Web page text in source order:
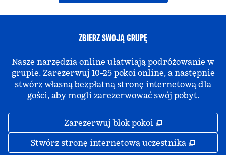
ZBIERZ SWOJĄ GRUPĘ
Nasze narzędzia online ułatwiają podróżowanie w
grupie. Zarezerwuj 10–25 pokoi online, a następnie
stwórz własną bezpłatną stronę internetową dla
gości, aby mogli zarezerwować swój pobyt.
Zarezerwuj blok pokoi ,
Stwórz stronę internetową uczestnika ,